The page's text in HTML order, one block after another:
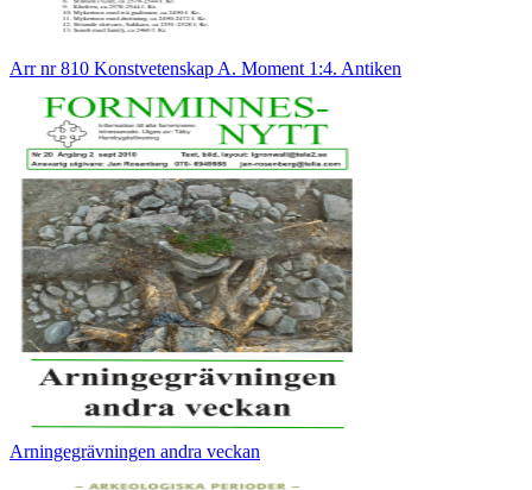
Arr nr 810 Konstvetenskap A. Moment 1:4. Antiken
Arningegrävningen andra veckan